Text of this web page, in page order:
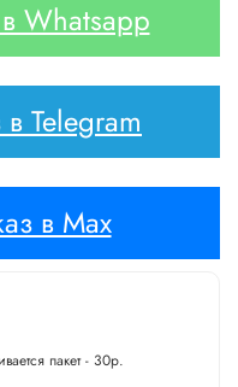
Whatsapp
Telegram
в Max
пакет - 30р.